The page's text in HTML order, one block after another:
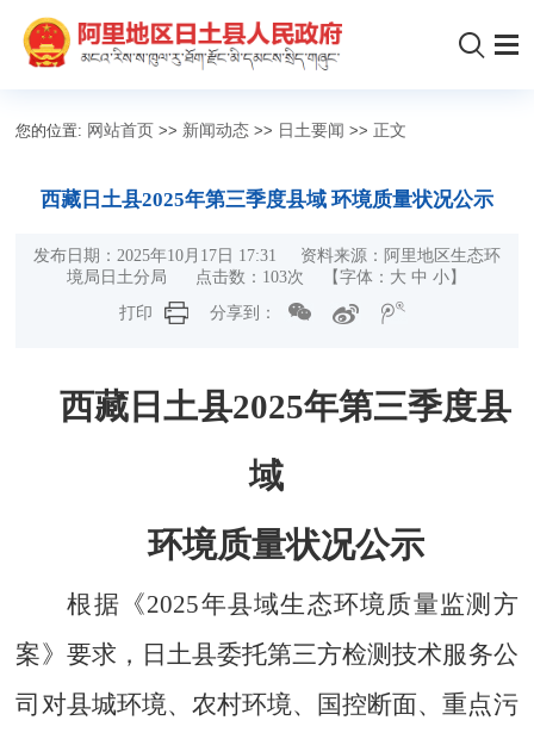
您的位置: 网站首页 >> 新闻动态 >> 日土要闻 >> 正文
西藏日土县2025年第三季度县域 环境质量状况公示
发布日期：2025年10月17日 17:31 资料来源：阿里地区生态环
境局日土分局 点击数： 103次 【字体： 大 中 小 】
打印
分享到：
西藏日土县2025年第三季度县
域
环境质量状况公示
根据《2025年县域生态环境质量监测方
案》 要求， 日土县委托第三方检测技术服务公
司 对县城环境、农村环境、国控断面、重点污